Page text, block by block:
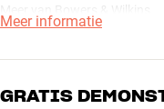
Meer informatie
GRATIS